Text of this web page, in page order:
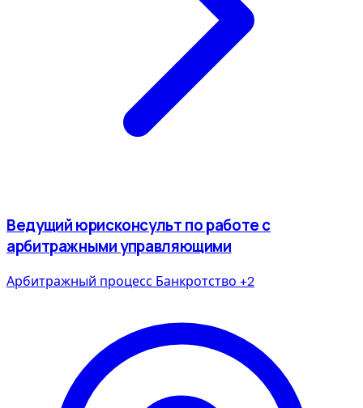
Ведущий юрисконсульт по работе с
арбитражными управляющими
Арбитражный процесс Банкротство +2